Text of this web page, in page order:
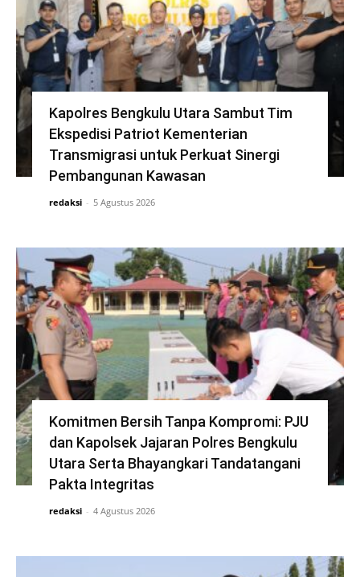
Kapolres Bengkulu Utara Sambut Tim
Ekspedisi Patriot Kementerian
Transmigrasi untuk Perkuat Sinergi
Pembangunan Kawasan
redaksi - 5 Agustus 2026
Komitmen Bersih Tanpa Kompromi: PJU
dan Kapolsek Jajaran Polres Bengkulu
Utara Serta Bhayangkari Tandatangani
Pakta Integritas
redaksi - 4 Agustus 2026